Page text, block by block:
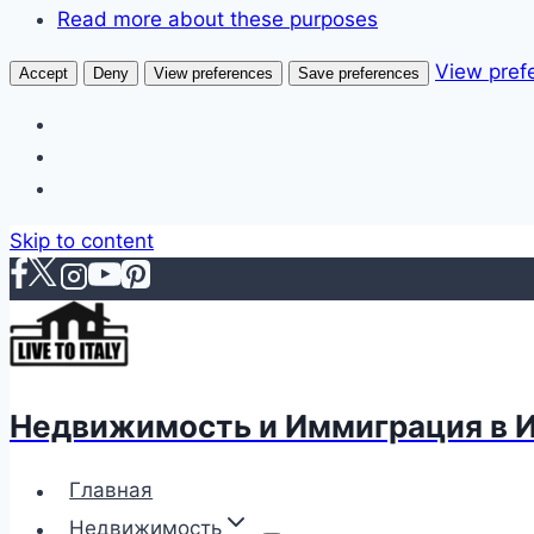
Read more about these purposes
Accept Deny View preferences Save preferences View
Skip to content
Недвижимость и Иммиграция в
Главная
Недвижимость